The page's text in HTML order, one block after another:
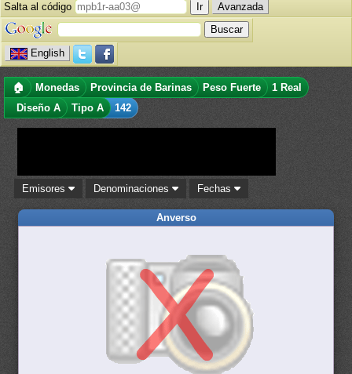
Salta al código
Avanzada
English
🏠 Monedas Provincia de Barinas Peso Fuerte
1 Real
Diseño A
Tipo A 142
Emisores Denominaciones Fechas
Anverso